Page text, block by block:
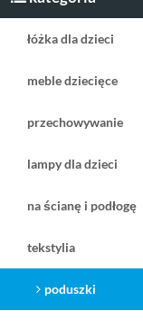
( plus koszt dostawy
łóżka dla dzieci
meble dziecięce
przechowywanie
lampy dla dzieci
na ścianę i podłogę
tekstylia
poduszki